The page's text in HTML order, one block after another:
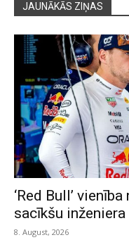
JAUNĀKĀS ZIŅAS
‘Red Bull’
sacīkšu
8. August, 2026